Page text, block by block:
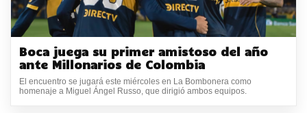
Boca juega su primer amistoso del año
ante Millonarios de Colombia
El encuentro se jugará este miércoles en La Bombonera como
homenaje a Miguel Ángel Russo, que dirigió ambos equipos.